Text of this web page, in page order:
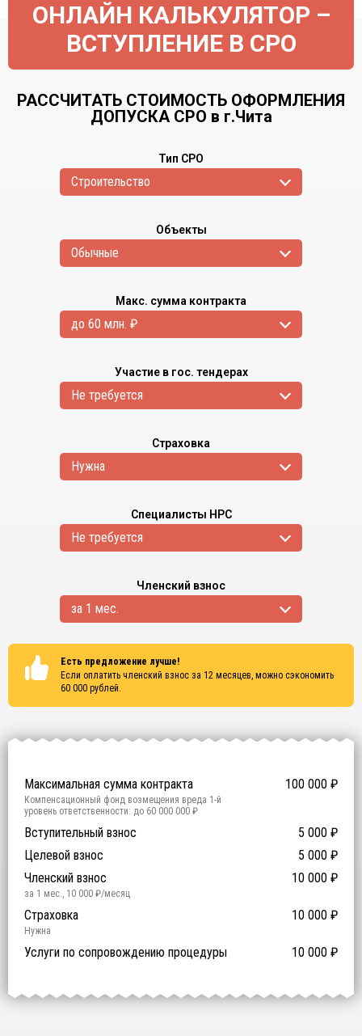
ОНЛАЙН КАЛЬКУЛЯТОР –
ВСТУПЛЕНИЕ В СРО
РАССЧИТАТЬ СТОИМОСТЬ ОФОРМЛЕНИЯ
ДОПУСКА СРО в г.Чита
Тип СРО
Cтроительство
Объекты
Обычные
Макс. сумма контракта
до 60 млн. ₽
Участие в гос. тендерах
Не требуется
Страховка
Нужна
Специалисты НРС
Не требуется
Членский взнос
за 1 мес.
Есть предложение лучше!
Если оплатить членский взнос за 12 месяцев, можно сэкономить
60 000 рублей.
Сертификаты
Максимальная сумма контракта
100 000 ₽
Компенсационный фонд возмещения вреда 1 -й
уровень ответственности: до 60 000 000 ₽
Участие в гос. тендерах и аукционах 0 ₽
Компенсационный фонд договорных обязательств
й уровень ответственности:
Вступительный взнос 5 000 ₽
Целевой взнос
5 000 ₽
Членский взнос
10 000 ₽
за 1 мес., 10 000 ₽/месяц
Предоставление специалистов НРС 0 ₽
0₽ за человека
Сертификат ISO 9001 14 500 ₽
ISO 9001
Сертификат ISO 14001 14 500 ₽
ISO 14001
Сертификат OHSAS 18001 14 500 ₽
OHSAS 18001
Страховка 10 000 ₽
Нужна
Услуги по сопровождению процедуры 10 000 ₽